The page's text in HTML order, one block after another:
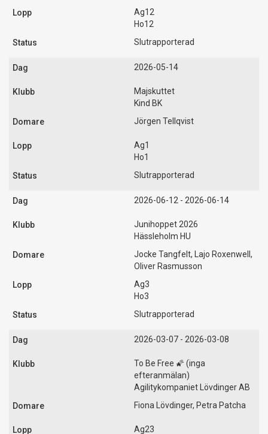
Ag12
Ho12
Slutrapporterad
2026-05-14
Majskuttet
Kind BK
Jörgen Tellqvist
Ag1
Ho1
Slutrapporterad
2026-06-12 - 2026-06-14
Junihoppet 2026
Hässleholm HU
Jocke Tangfelt, Lajo Roxenwell,
Oliver Rasmusson
Ag3
Ho3
Slutrapporterad
2026-03-07 - 2026-03-08
To Be Free 🌠 (inga
efteranmälan)
Agilitykompaniet Lövdinger AB
Fiona Lövdinger, Petra Patcha
Ag23